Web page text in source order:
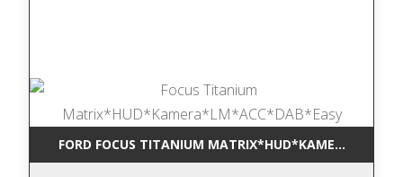
FORD FOCUS TITANIUM